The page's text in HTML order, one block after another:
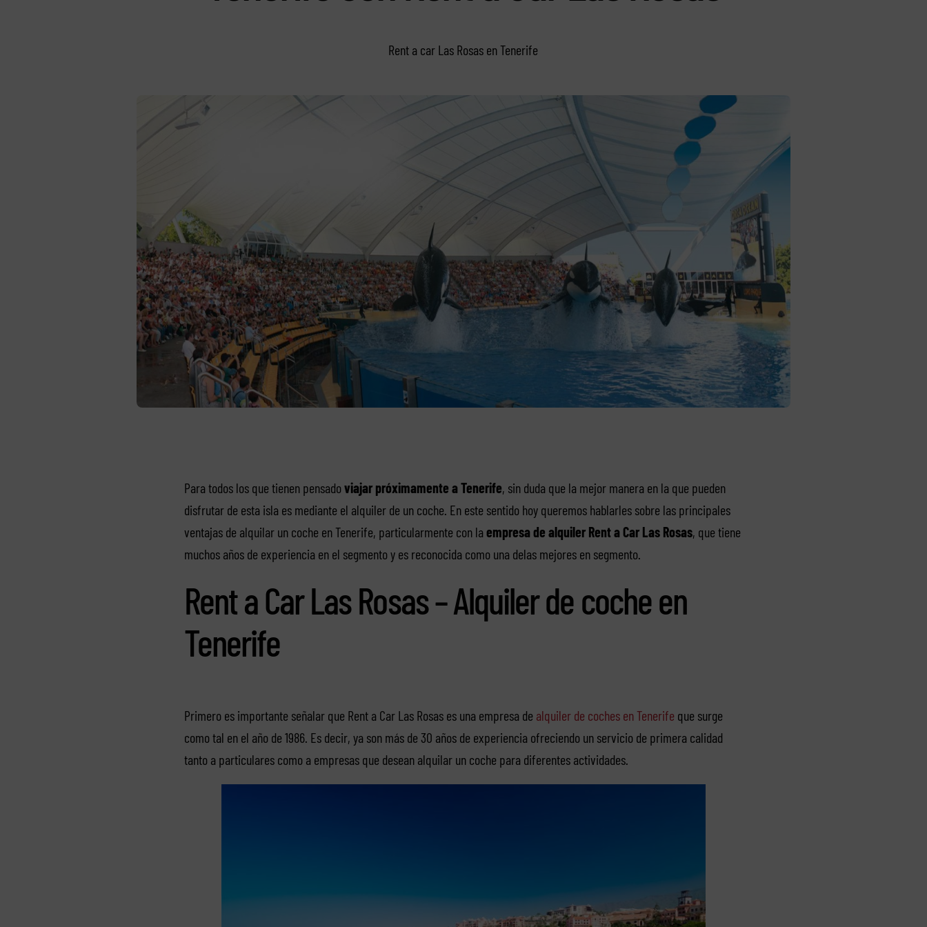
Rent a car Las Rosas en Tenerife
Para todos los que tienen pensado viajar próximamente a Tenerife, sin duda que la mejor manera en la que pueden
disfrutar de esta isla es mediante el alquiler de un coche. En este sentido hoy queremos hablarles sobre las principales
ventajas de alquilar un coche en Tenerife, particularmente con la empresa de alquiler Rent a Car Las Rosas, que tiene
muchos años de experiencia en el segmento y es reconocida como una delas mejores en segmento.
Rent a Car Las Rosas – Alquiler de coche en
Tenerife
Primero es importante señalar que Rent a Car Las Rosas es una empresa de alquiler de coches en Tenerife que surge
como tal en el año de 1986. Es decir, ya son más de 30 años de experiencia ofreciendo un servicio de primera calidad
tanto a particulares como a empresas que desean alquilar un coche para diferentes actividades.